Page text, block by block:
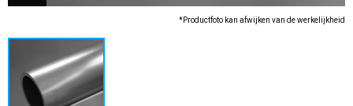
*Productfoto kan afwijken van de werkelijkheid